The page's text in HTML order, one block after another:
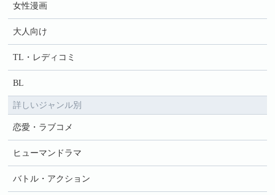
女性漫画
大人向け
TL・レディコミ
BL
詳しいジャンル別
恋愛・ラブコメ
ヒューマンドラマ
バトル・アクション